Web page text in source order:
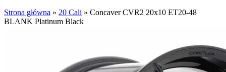
Strona główna » 20 Cali » Concaver CVR2 20x10 ET20-48
BLANK Platinum Black